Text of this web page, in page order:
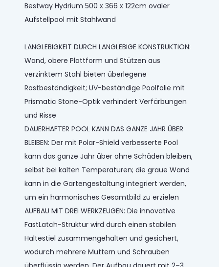
Bestway Hydrium 500 x 366 x 122cm ovaler
Aufstellpool mit Stahlwand
LANGLEBIGKEIT DURCH LANGLEBIGE KONSTRUKTION:
Wand, obere Plattform und Stützen aus
verzinktem Stahl bieten überlegene
Rostbeständigkeit; UV-beständige Poolfolie mit
Prismatic Stone-Optik verhindert Verfärbungen
und Risse
DAUERHAFTER POOL KANN DAS GANZE JAHR ÜBER
BLEIBEN: Der mit Polar-Shield verbesserte Pool
kann das ganze Jahr über ohne Schäden bleiben,
selbst bei kalten Temperaturen; die graue Wand
kann in die Gartengestaltung integriert werden,
um ein harmonisches Gesamtbild zu erzielen
AUFBAU MIT DREI WERKZEUGEN: Die innovative
FastLatch-Struktur wird durch einen stabilen
Haltestiel zusammengehalten und gesichert,
wodurch mehrere Muttern und Schrauben